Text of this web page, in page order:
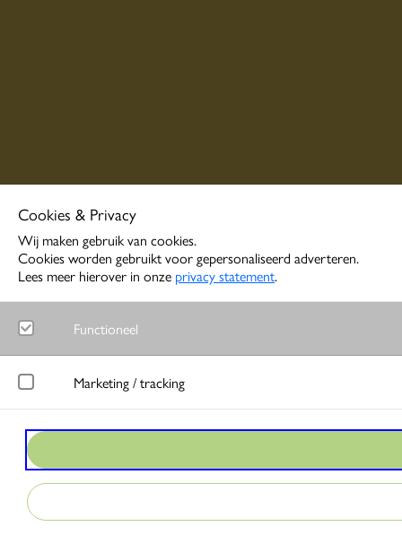
Cookies & Privacy
Wij maken gebruik van cookies.
Cookies worden gebruikt voor gepersonaliseerd adverteren.
Lees meer hierover in onze privacy statement.
Functioneel
Noodzakelijk
Google Analytics
Bezoekersstatistieken en gebruik van de website worden anoniem
Matomo
Marketing / tracking
LinkedIn
Meet gedrag van websitebezoekers en wordt gebruikt om
Google Ads
Bij interactie met advertenties slaat Google gegevens op om